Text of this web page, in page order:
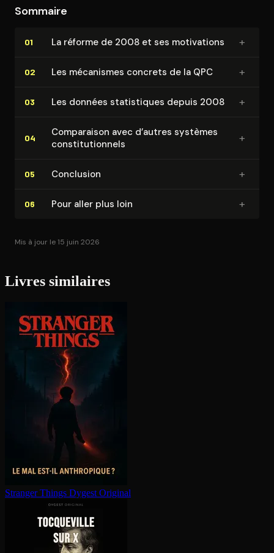
Sommaire
01 La réforme de 2008 et ses motivations +
02 Les mécanismes concrets de la QPC +
03 Les données sta­tis­tiques depuis 2008 +
04
Comparaison avec d’autres systèmes
consti­tu­tion­nels
+
05 Conclusion +
06 Pour aller plus loin +
Mis à jour le 15 juin 2026
Livres similaires
Stranger Things Dygest Original